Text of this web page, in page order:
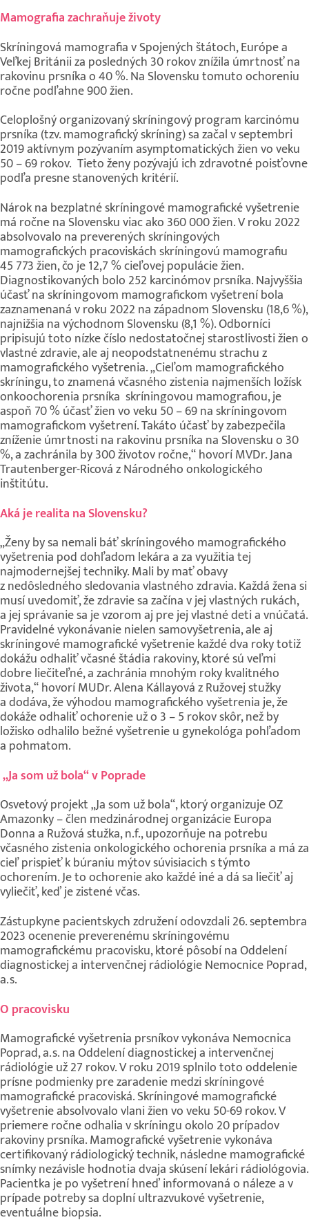
Mamografia zachraňuje životy
Skríningová mamografia v Spojených štátoch, Európe a
Veľkej Británii za posledných 30 rokov znížila úmrtnosť na
rakovinu prsníka o 40 %. Na Slovensku tomuto ochoreniu
ročne podľahne 900 žien.
Celoplošný organizovaný skríningový program karcinómu
prsníka (tzv. mamografický skríning) sa začal v septembri
2019 aktívnym pozývaním asymptomatických žien vo veku
50 – 69 rokov. Tieto ženy pozývajú ich zdravotné poisťovne
podľa presne stanovených kritérií.
Nárok na bezplatné skríningové mamografické vyšetrenie
má ročne na Slovensku viac ako 360 000 žien. V roku 2022
absolvovalo na preverených skríningových
mamografických pracoviskách skríningovú mamografiu
45 773 žien, čo je 12,7 % cieľovej populácie žien.
Diagnostikovaných bolo 252 karcinómov prsníka. Najvyššia
účasť na skríningovom mamografickom vyšetrení bola
zaznamenaná v roku 2022 na západnom Slovensku (18,6 %),
najnižšia na východnom Slovensku (8,1 %). Odborníci
pripisujú toto nízke číslo nedostatočnej starostlivosti žien o
vlastné zdravie, ale aj neopodstatnenému strachu z
mamografického vyšetrenia. „Cieľom mamografického
skríningu, to znamená včasného zistenia najmenších ložísk
onkoochorenia prsníka skríningovou mamografiou, je
aspoň 70 % účasť žien vo veku 50 – 69 na skríningovom
mamografickom vyšetrení. Takáto účasť by zabezpečila
zníženie úmrtnosti na rakovinu prsníka na Slovensku o 30
%, a zachránila by 300 životov ročne,“ hovorí MVDr. Jana
Trautenberger-Ricová z Národného onkologického
inštitútu.
Aká je realita na Slovensku?
„Ženy by sa nemali báť skríningového mamografického
vyšetrenia pod dohľadom lekára a za využitia tej
najmodernejšej techniky. Mali by mať obavy
z nedôsledného sledovania vlastného zdravia. Každá žena si
musí uvedomiť, že zdravie sa začína v jej vlastných rukách,
a jej správanie sa je vzorom aj pre jej vlastné deti a vnúčatá.
Pravidelné vykonávanie nielen samovyšetrenia, ale aj
skríningové mamografické vyšetrenie každé dva roky totiž
dokážu odhaliť včasné štádia rakoviny, ktoré sú veľmi
dobre liečiteľné, a zachránia mnohým roky kvalitného
života,“ hovorí MUDr. Alena Kállayová z Ružovej stužky
a dodáva, že výhodou mamografického vyšetrenia je, že
dokáže odhaliť ochorenie už o 3 – 5 rokov skôr, než by
ložisko odhalilo bežné vyšetrenie u gynekológa pohľadom
a pohmatom.
„Ja som už bola“v Poprade
Osvetový projekt „Ja som už bola“, ktorý organizuje OZ
Amazonky – člen medzinárodnej organizácie Europa
Donna a Ružová stužka, n.f., upozorňuje na potrebu
včasného zistenia onkologického ochorenia prsníka a má za
cieľ prispieť k búraniu mýtov súvisiacich s týmto
ochorením. Je to ochorenie ako každé iné a dá sa liečiť aj
vyliečiť, keď je zistené včas.
Zástupkyne pacientskych združení odovzdali 26. septembra
2023 ocenenie preverenému skríningovému
mamografickému pracovisku, ktoré pôsobí na Oddelení
diagnostickej a intervenčnej rádiológie Nemocnice Poprad,
a.s.
O pracovisku
Mamografické vyšetrenia prsníkov vykonáva Nemocnica
Poprad, a.s. na Oddelení diagnostickej a intervenčnej
rádiológie už 27 rokov. V roku 2019 splnilo toto oddelenie
prísne podmienky pre zaradenie medzi skríningové
mamografické pracoviská. Skríningové mamografické
vyšetrenie absolvovalo vlani žien vo veku 50-69 rokov. V
priemere ročne odhalia v skríningu okolo 20 prípadov
rakoviny prsníka. Mamografické vyšetrenie vykonáva
certifikovaný rádiologický technik, následne mamografické
snímky nezávisle hodnotia dvaja skúsení lekári rádiológovia.
Pacientka je po vyšetrení hneď informovaná o náleze a v
prípade potreby sa doplní ultrazvukové vyšetrenie,
eventuálne biopsia.